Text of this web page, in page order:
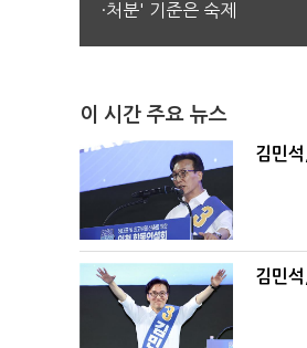
·처분' 기준은 숙제
이 시간 주요 뉴스
김민
김민